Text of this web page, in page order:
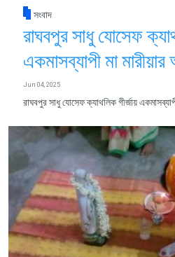
সংবাদ
রাঘবপুর সাধু যোসেফ
একমাসব্যাপী মা মারীয়ার
Jun 04, 2025
রাঘবপুর সাধু যোসেফ ক্যাথলিক গীর্জায়